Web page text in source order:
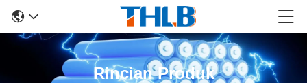
Rincian Produk